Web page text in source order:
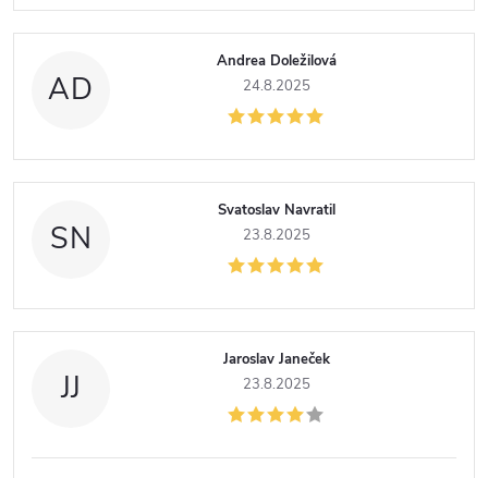
AD
Andrea Doležilová
24.8.2025
SN
Svatoslav Navratil
23.8.2025
JJ
Jaroslav Janeček
23.8.2025